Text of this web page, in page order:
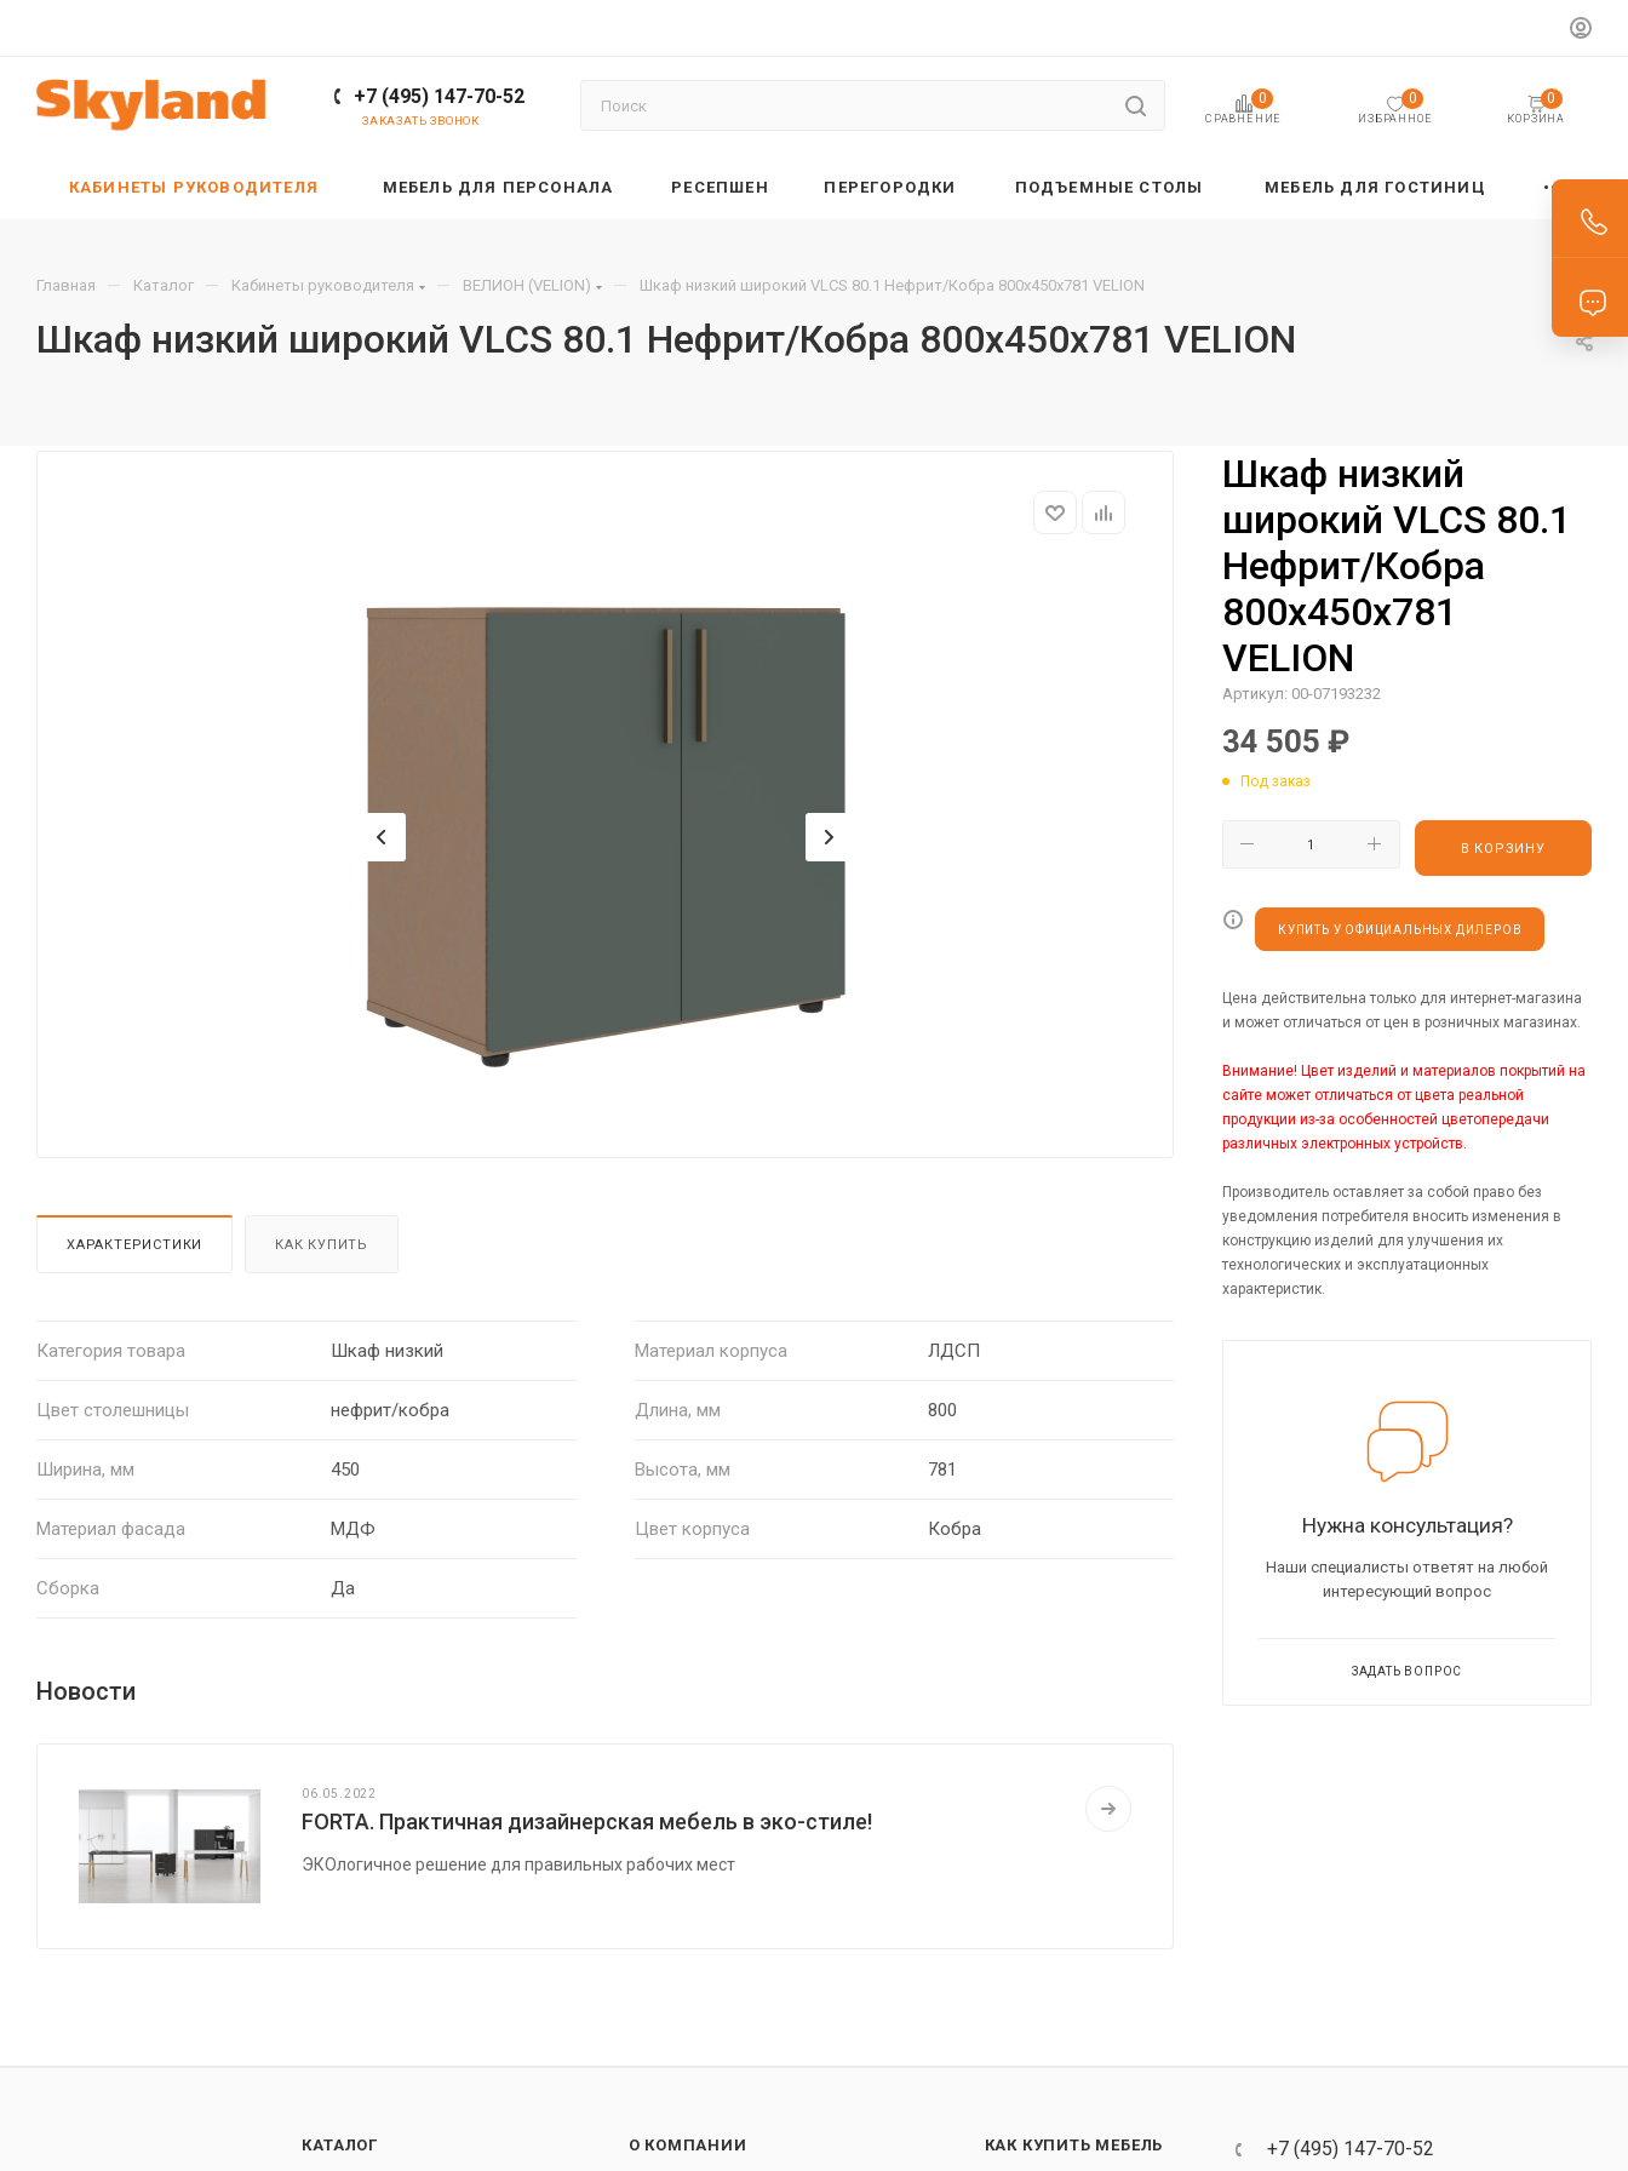
+7 (495) 147-70-52
ЗАКАЗАТЬ ЗВОНОК СРАВНЕНИЕ
0
ИЗБРАННОЕ
0
КОРЗИНА
0
КАБИНЕТЫ РУКОВОДИТЕЛЯ МЕБЕЛЬ ДЛЯ ПЕРСОНАЛА РЕСЕПШЕН ПЕРЕГОРОДКИ ПОДЪЕМНЫЕ СТОЛЫ МЕБЕЛЬ ДЛЯ ГОСТИНИЦ
Главная — Каталог — Кабинеты руководителя — ВЕЛИОН (VELION) — Шкаф низкий широкий VLCS 80.1 Нефрит/Кобра 800х450х781 VELION
Шкаф низкий широкий VLCS 80.1 Нефрит/Кобра 800х450х781 VELION
ХАРАКТЕРИСТИКИ КАК КУПИТЬ
Категория товара Шкаф низкий Материал корпуса ЛДСП
Цвет столешницы нефрит/кобра Длина, мм 800
Ширина, мм 450 Высота, мм 781
Материал фасада МДФ Цвет корпуса Кобра
Сборка Да
Новости
06.05.2022
FORTA. Практичная дизайнерская мебель в эко-стиле!
ЭКОлогичное решение для правильных рабочих мест
Шкаф низкий
широкий VLCS 80.1
Нефрит/Кобра
800х450х781
VELION
Артикул: 00-07193232
34 505 ₽
Под заказ
В КОРЗИНУ
КУПИТЬ У ОФИЦИАЛЬНЫХ ДИЛЕРОВ
Цена действительна только для интернет-магазина
и может отличаться от цен в розничных магазинах.
Внимание! Цвет изделий и материалов покрытий на
сайте может отличаться от цвета реальной
продукции из-за особенностей цветопередачи
различных электронных устройств.
Производитель оставляет за собой право без
уведомления потребителя вносить изменения в
конструкцию изделий для улучшения их
технологических и эксплуатационных
характеристик.
Нужна консультация?
Наши специалисты ответят на любой
интересующий вопрос
ЗАДАТЬ ВОПРОС
КАТАЛОГ О КОМПАНИИ КАК КУПИТЬ МЕБЕЛЬ +7 (495) 147-70-52